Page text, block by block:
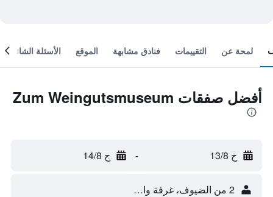
لمحة عن التقييمات فنادق مشابهة الموقع الأسئلة الشائعة
أفضل صفقات Zum Weingutsmuseum
خ 13/8 - ج 14/8
2 من الضيوف، غرفة واحدة